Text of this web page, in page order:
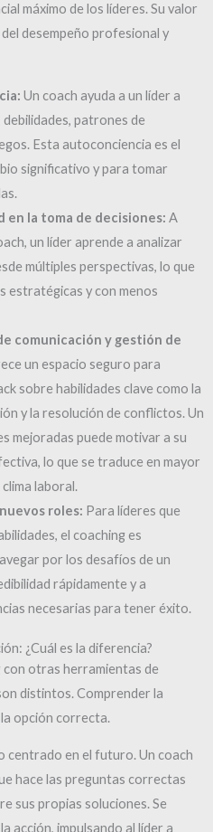
máximo de los líderes. Su valor
desempeño profesional y
Un coach ayuda a un líder a
patrones de
Esta autoconciencia es el
significativo y para tomar
la toma de decisiones: A
un líder aprende a analizar
múltiples perspectivas, lo que
estratégicas y con menos
comunicación y gestión de
un espacio seguro para
sobre habilidades clave como la
y la resolución de conflictos. Un
mejoradas puede motivar a su
lo que se traduce en mayor
laboral.
roles: Para líderes que
el coaching es
por los desafíos de un
rápidamente y a
necesarias para tener éxito.
¿Cuál es la diferencia?
con otras herramientas de
distintos. Comprender la
opción correcta.
centrado en el futuro. Un coach
hace las preguntas correctas
sus propias soluciones. Se
acción, impulsando al líder a